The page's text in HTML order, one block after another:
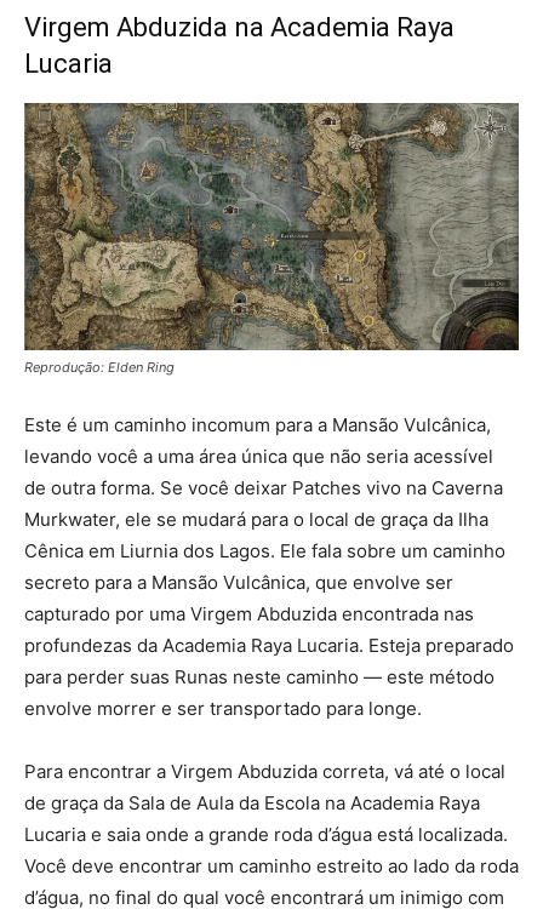
Virgem Abduzida na Academia Raya
Lucaria
Reprodução: Elden Ring
Este é um caminho incomum para a Mansão Vulcânica,
levando você a uma área única que não seria acessível
de outra forma. Se você deixar Patches vivo na Caverna
Murkwater, ele se mudará para o local de graça da Ilha
Cênica em Liurnia dos Lagos. Ele fala sobre um caminho
secreto para a Mansão Vulcânica, que envolve ser
capturado por uma Virgem Abduzida encontrada nas
profundezas da Academia Raya Lucaria. Esteja preparado
para perder suas Runas neste caminho — este método
envolve morrer e ser transportado para longe.
Para encontrar a Virgem Abduzida correta, vá até o local
de graça da Sala de Aula da Escola na Academia Raya
Lucaria e saia onde a grande roda d’água está localizada.
Você deve encontrar um caminho estreito ao lado da roda
d’água, no final do qual você encontrará um inimigo com